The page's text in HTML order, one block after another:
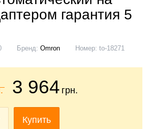
гарантия 5
Бренд: Omron Номер: to-18271
3 964 грн.
Купить